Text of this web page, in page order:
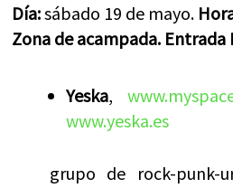
Día:sábado 19 de mayo.
Zona de acampada. Entrada
Yeska,
www.yeska.es
grupo de rock-punk-